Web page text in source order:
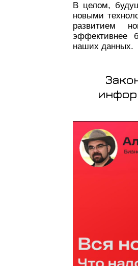
В целом,
новыми
развитием
эффективнее
наших данных.